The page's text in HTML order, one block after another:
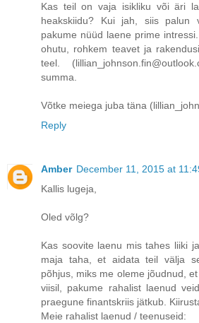
Kas teil on vaja isikliku või äri
heakskiidu? Kui jah, siis palun
pakume nüüd laene prime
ohutu, rohkem teavet ja
teel.
summa.
Võtke meiega juba täna
Reply
Amber December 11, 2015 at
Kallis lugeja,
Oled võlg?
Kas soovite laenu mis tahes liiki
maja taha, et aidata teil välja
põhjus, miks me oleme jõudnud,
viisil, pakume rahalist laenud
praegune finantskriis jätkub.
Meie rahalist laenud / teenuseid: